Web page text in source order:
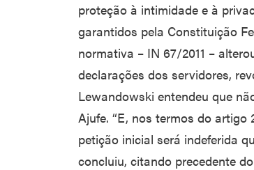
proteção à intimidade e à
garantidos pela Constituição
normativa – IN 67/2011 –
declarações dos servidores,
Lewandowski entendeu que
Ajufe. “E, nos termos do artigo
petição inicial será indeferida
concluiu, citando precedente